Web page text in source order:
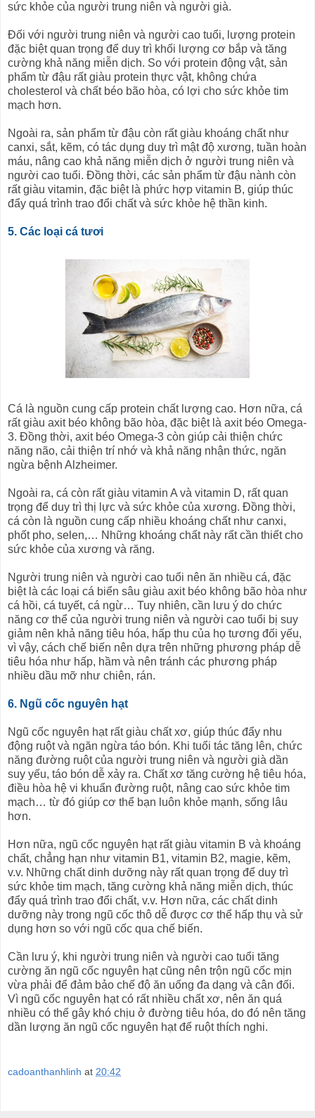
sức khỏe của người trung niên và người già.
Đối với người trung niên và người cao tuổi, lượng protein
đặc biệt quan trọng để duy trì khối lượng cơ bắp và tăng
cường khả năng miễn dịch. So với protein động vật, sản
phẩm từ đậu rất giàu protein thực vật, không chứa
cholesterol và chất béo bão hòa, có lợi cho sức khỏe tim
mạch hơn.
Ngoài ra, sản phẩm từ đậu còn rất giàu khoáng chất như
canxi, sắt, kẽm, có tác dụng duy trì mật độ xương, tuần hoàn
máu, nâng cao khả năng miễn dịch ở người trung niên và
người cao tuổi. Đồng thời, các sản phẩm từ đậu nành còn
rất giàu vitamin, đặc biệt là phức hợp vitamin B, giúp thúc
đẩy quá trình trao đổi chất và sức khỏe hệ thần kinh.
5. Các loại cá tươi
Cá là nguồn cung cấp protein chất lượng cao. Hơn nữa, cá
rất giàu axit béo không bão hòa, đặc biệt là axit béo Omega-
3. Đồng thời, axit béo Omega-3 còn giúp cải thiện chức
năng não, cải thiện trí nhớ và khả năng nhận thức, ngăn
ngừa bệnh Alzheimer.
Ngoài ra, cá còn rất giàu vitamin A và vitamin D, rất quan
trọng để duy trì thị lực và sức khỏe của xương. Đồng thời,
cá còn là nguồn cung cấp nhiều khoáng chất như canxi,
phốt pho, selen,… Những khoáng chất này rất cần thiết cho
sức khỏe của xương và răng.
Người trung niên và người cao tuổi nên ăn nhiều cá, đặc
biệt là các loại cá biển sâu giàu axit béo không bão hòa như
cá hồi, cá tuyết, cá ngừ… Tuy nhiên, cần lưu ý do chức
năng cơ thể của người trung niên và người cao tuổi bị suy
giảm nên khả năng tiêu hóa, hấp thu của họ tương đối yếu,
vì vậy, cách chế biến nên dựa trên những phương pháp dễ
tiêu hóa như hấp, hầm và nên tránh các phương pháp
nhiều dầu mỡ như chiên, rán.
6. Ngũ cốc nguyên hạt
Ngũ cốc nguyên hạt rất giàu chất xơ, giúp thúc đẩy nhu
động ruột và ngăn ngừa táo bón. Khi tuổi tác tăng lên, chức
năng đường ruột của người trung niên và người già dần
suy yếu, táo bón dễ xảy ra. Chất xơ tăng cường hệ tiêu hóa,
điều hòa hệ vi khuẩn đường ruột, nâng cao sức khỏe tim
mạch… từ đó giúp cơ thể bạn luôn khỏe mạnh, sống lâu
hơn.
Hơn nữa, ngũ cốc nguyên hạt rất giàu vitamin B và khoáng
chất, chẳng hạn như vitamin B1, vitamin B2, magie, kẽm,
v.v. Những chất dinh dưỡng này rất quan trọng để duy trì
sức khỏe tim mạch, tăng cường khả năng miễn dịch, thúc
đẩy quá trình trao đổi chất, v.v. Hơn nữa, các chất dinh
dưỡng này trong ngũ cốc thô dễ được cơ thể hấp thụ và sử
dụng hơn so với ngũ cốc qua chế biến.
Cần lưu ý, khi người trung niên và người cao tuổi tăng
cường ăn ngũ cốc nguyên hạt cũng nên trộn ngũ cốc mịn
vừa phải để đảm bảo chế độ ăn uống đa dạng và cân đối.
Vì ngũ cốc nguyên hạt có rất nhiều chất xơ, nên ăn quá
nhiều có thể gây khó chịu ở đường tiêu hóa, do đó nên tăng
dần lượng ăn ngũ cốc nguyên hạt để ruột thích nghi.
cadoanthanhlinh at 20:42